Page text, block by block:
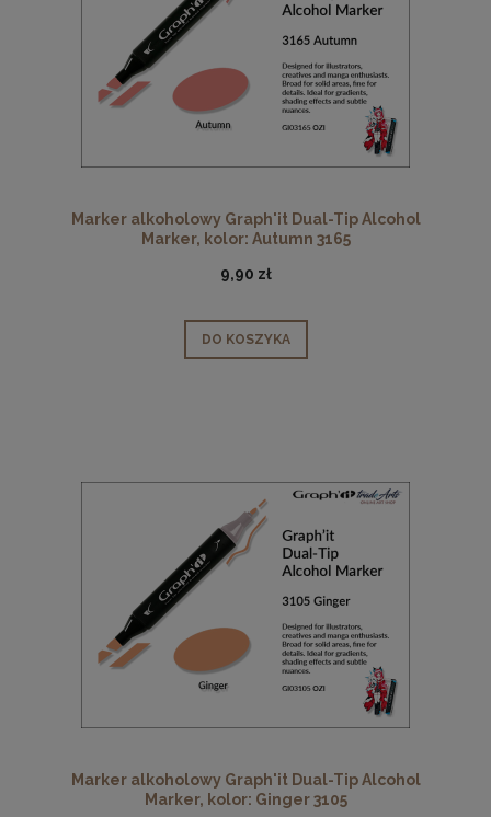
Marker alkoholowy Graph'it Dual-Tip Alcohol
Marker, kolor: Autumn 3165
9,90 zł
DO KOSZYKA
Marker alkoholowy Graph'it Dual-Tip Alcohol
Marker, kolor: Ginger 3105